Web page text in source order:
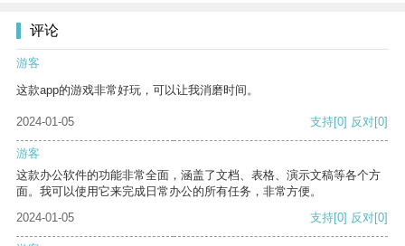
评论
游客
这款app的游戏非常好玩，可以让我消磨时间。
2024-01-05 支持[0] 反对[0]
游客
这款办公软件的功能非常全面，涵盖了文档、表格、演示文稿等各个方
面。我可以使用它来完成日常办公的所有任务，非常方便。
2024-01-05
支持[0] 反对[0]